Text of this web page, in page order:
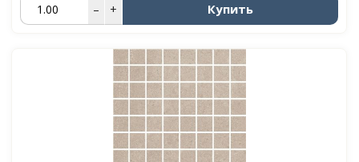
– + Купить